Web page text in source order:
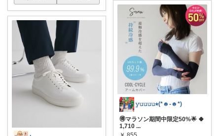
𝚢𝚞𝚞𝚞𝚞⭐︎(*☻-☻*)
🉐マラソン期間中限定50%🌟 🍀
1,710 ...